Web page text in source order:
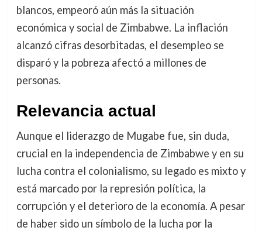
blancos, empeoró aún más la situación
económica y social de Zimbabwe. La inflación
alcanzó cifras desorbitadas, el desempleo se
disparó y la pobreza afectó a millones de
personas.
Relevancia actual
Aunque el liderazgo de Mugabe fue, sin duda,
crucial en la independencia de Zimbabwe y en su
lucha contra el colonialismo, su legado es mixto y
está marcado por la represión política, la
corrupción y el deterioro de la economía. A pesar
de haber sido un símbolo de la lucha por la